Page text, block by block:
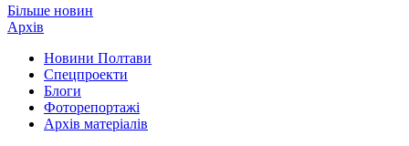
Більше новин
Архів
Новини Полтави
Спецпроекти
Блоги
Фоторепортажі
Архів матеріалів